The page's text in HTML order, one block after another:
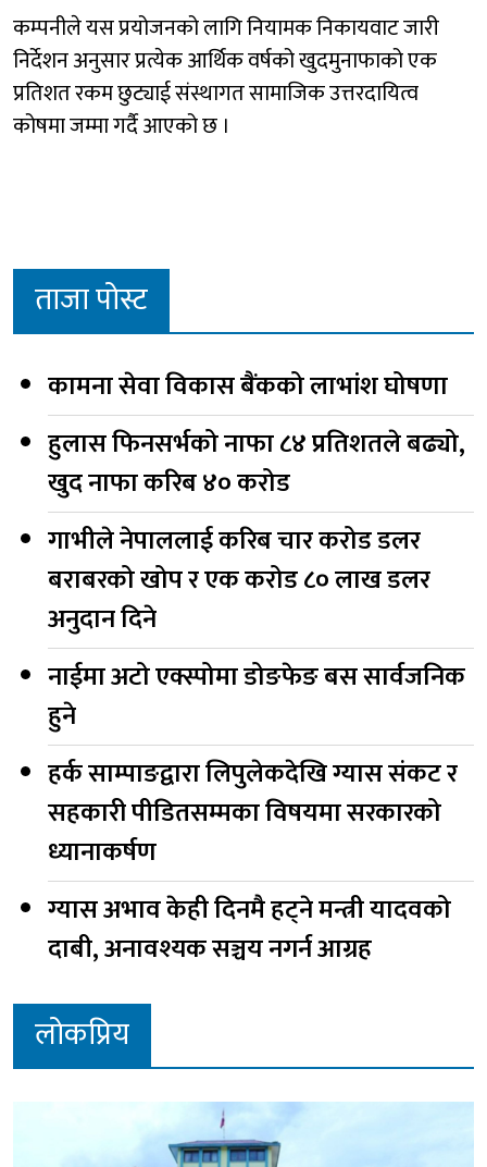
कम्पनीले यस प्रयोजनको लागि नियामक निकायवाट जारी
निर्देशन अनुसार प्रत्येक आर्थिक वर्षको खुदमुनाफाको एक
प्रतिशत रकम छुट्याई संस्थागत सामाजिक उत्तरदायित्व
कोषमा जम्मा गर्दै आएको छ ।
ताजा पोस्ट
कामना सेवा विकास बैंकको लाभांश घोषणा
हुलास फिनसर्भको नाफा ८४ प्रतिशतले बढ्यो,
खुद नाफा करिब ४० करोड
गाभीले नेपाललाई करिब चार करोड डलर
बराबरको खोप र एक करोड ८० लाख डलर
अनुदान दिने
नाईमा अटो एक्स्पोमा डोङफेङ बस सार्वजनिक
हुने
हर्क साम्पाङद्वारा लिपुलेकदेखि ग्यास संकट र
सहकारी पीडितसम्मका विषयमा सरकारको
ध्यानाकर्षण
ग्यास अभाव केही दिनमै हट्ने मन्त्री यादवको
दाबी, अनावश्यक सञ्चय नगर्न आग्रह
लोकप्रिय